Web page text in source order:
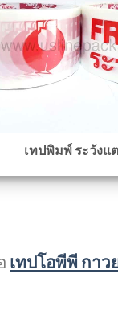
เทปพิมพ์ ระวังแ
เทปโอพีพี กาว